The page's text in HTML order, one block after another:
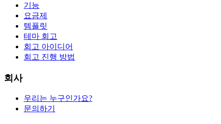
기능
요금제
템플릿
테마 회고
회고 아이디어
회고 진행 방법
회사
우리는 누구인가요?
문의하기